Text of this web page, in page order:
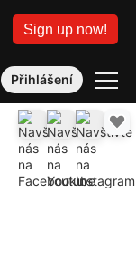
Sign up now!
Přihlášení